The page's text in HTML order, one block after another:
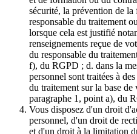
sécurité, la prévention de
responsable du traitement
lorsque cela est justifié
renseignements reçue de
du responsable du
f), du RGPD ; d. dans la
personnel sont traitées à
du traitement sur la base
paragraphe 1, point a), du
Vous disposez d'un droit
personnel, d'un droit de
et d'un droit à la limitation